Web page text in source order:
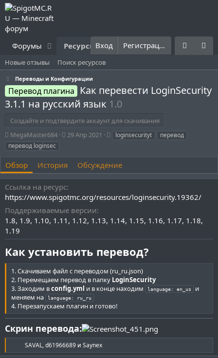
Форумы Ресурсы Что нового? Правила
Вход Регистрация
Новые отзывы Поиск ресурсов
Переводы и Конфигурации
Перевод плагина
Как перевести LoginSecurity
3.1.1 на русский язык 1.0
Создайте и подтвердите аккаунт для скачивания
А
в
т
о
р
MegaMaster684
Д
с
о
з
д
н
и
29 Апр 2021
Т loginsecurityt
перевод
перевод loginsec
Обзор История Обсуждение
Ссылка на ресурс
https://www.spigotmc.org/resources/loginsecurity.19362/
Поддерживаемые версии
1.8 1.9 1.10 1.11 1.12 1.13 1.14 1.15 1.16 1.17 1.18
1.19
Как установить перевод?
1. Скачиваем файл с переводом (ru_ru.json)
2. Перемещаем перевод в папку LoginSecurity
3. Заходим вconfig.yml и в конце находим language: en_us
и
меняем на
language: ru_ru
4. Перезапускаем плагин и готово!
Скрин перевода:
Р
е
SAVAL,d61966689 и Saynex